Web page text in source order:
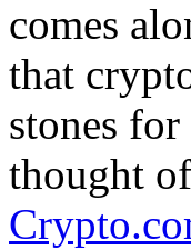
comes
that
stones
thought